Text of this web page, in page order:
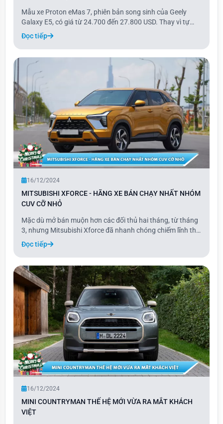
Mẫu xe Proton eMas 7, phiên bản song sinh của Geely
Galaxy E5, có giá từ 24.700 đến 27.800 USD. Thay vì tự
phát triển, Proton đã lựa chọn rebadge mẫu xe của thương
hiệu Trung Quốc, vì vậy thiết kế và các cấu phần của eMas
7 gần như giống hệt Galaxy E5, ch
Đọc tiếp
16/12/2024
MITSUBISHI XFORCE - HÃNG XE BÁN CHẠY NHẤT NHÓM
CUV CỠ NHỎ
Mặc dù mở bán muộn hơn các đối thủ hai tháng, từ tháng
3, nhưng Mitsubishi Xforce đã nhanh chóng chiếm lĩnh thị
trường và dẫn đầu phân khúc crossover (CUV) cỡ B với
tổng doanh số 13.267 xe. Mức doanh số này tương đương
với trung bình khoảng 1.200 xe/tháng
Đọc tiếp
16/12/2024
MINI COUNTRYMAN THẾ HỆ MỚI VỪA RA MẮT KHÁCH
VIỆT